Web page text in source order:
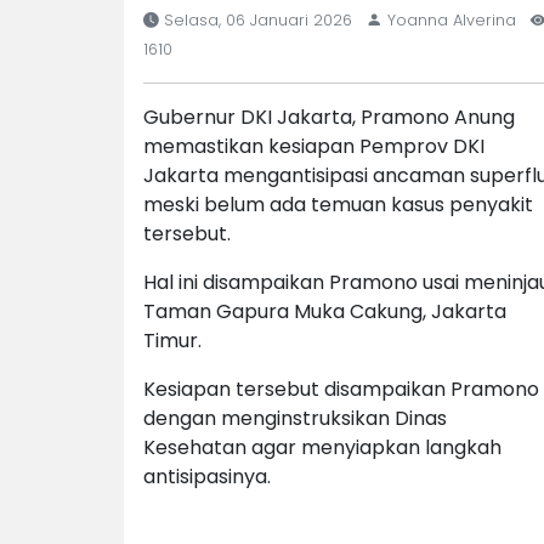
Selasa, 06 Januari 2026
Yoanna Alverina
1610
Gubernur DKI Jakarta, Pramono Anung
memastikan kesiapan Pemprov DKI
Jakarta mengantisipasi ancaman
meski belum ada temuan kasus penyakit
tersebut.
Hal ini disampaikan Pramono usai
Taman Gapura Muka Cakung, Jakarta
Timur.
Kesiapan tersebut disampaikan Pramono
dengan menginstruksikan Dinas
Kesehatan agar menyiapkan langkah
antisipasinya.